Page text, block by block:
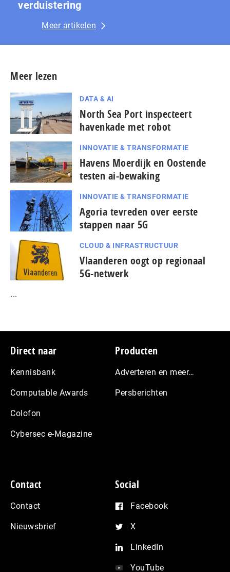
ver­duis­te­ring
Meer artikelen
Meer lezen
DATA & AI
North Sea Port inspecteert
havenkade met robot
INNOVATIE & TRANSFORMATIE
Havens Moerdijk en Oostende
testen ai-bewaking
INNOVATIE & TRANSFORMATIE
Agoria tevreden over eerste
stappen naar 5G
CLOUD & INFRASTRUCTUUR
Vlaanderen oogt op regionaal
5G-netwerk
...
Footer
Direct naar
Kennisbank
Computable Awards
Colofon
Cybersec e-Magazine
Producten
Adverteren en meer…
Persberichten
Contact
Contact
Nieuwsbrief
Social
Facebook
X
LinkedIn
YouTube